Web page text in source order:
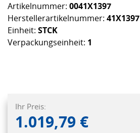
Artikelnummer: 0041X1397
Herstellerartikelnummer: 41X1397
Einheit: STCK
Verpackungseinheit: 1
Ihr Preis:
1.019,79 €